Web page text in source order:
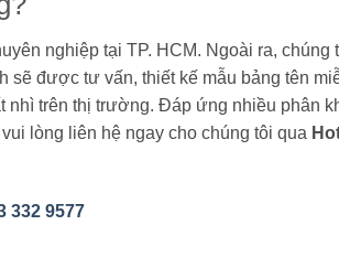
nghiệp tại TP. HCM. Ngoài ra, chúng
được tư vấn, thiết kế mẫu bảng tên
nhì trên thị trường. Đáp ứng nhiều phân
lòng liên hệ ngay cho chúng tôi qua
332 9577